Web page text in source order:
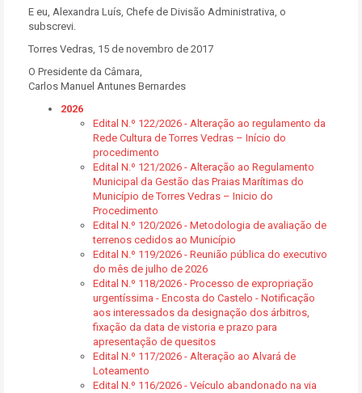
E eu, Alexandra Luís, Chefe de Divisão Administrativa, o
subscrevi.
Torres Vedras, 15 de novembro de 2017
O Presidente da Câmara,
Carlos Manuel Antunes Bernardes
2026
Edital N.º 122/2026 - Alteração ao regulamento da
Rede Cultura de Torres Vedras – Início do
procedimento
Edital N.º 121/2026 - Alteração ao Regulamento
Municipal da Gestão das Praias Marítimas do
Município de Torres Vedras – Inicio do
Procedimento
Edital N.º 120/2026 - Metodologia de avaliação de
terrenos cedidos ao Município
Edital N.º 119/2026 - Reunião pública do executivo
do mês de julho de 2026
Edital N.º 118/2026 - Processo de expropriação
urgentíssima - Encosta do Castelo - Notificação
aos interessados da designação dos árbitros,
fixação da data de vistoria e prazo para
apresentação de quesitos
Edital N.º 117/2026 - Alteração ao Alvará de
Loteamento
Edital N.º 116/2026 - Veículo abandonado na via